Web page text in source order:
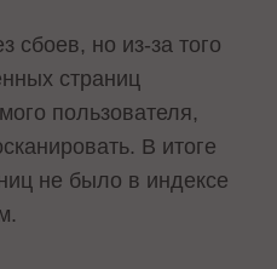
сбоев, но из-за того
страниц
пользователя,
В итоге
не было в индексе